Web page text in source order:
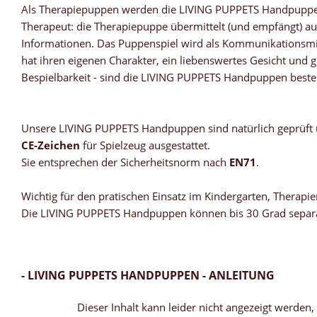
Als Therapiepuppen werden die LIVING PUPPETS
Therapeut: die Therapiepuppe übermittelt (und empfängt)
Informationen. Das Puppenspiel wird als
hat ihren eigenen Charakter, ein liebenswertes Gesicht
Bespielbarkeit - sind die LIVING PUPPETS Handpuppen
Unsere LIVING PUPPETS Handpuppen sind natürlich
CE-Zeichen für Spielzeug ausgestattet.
Sie entsprechen der Sicherheitsnorm nach EN71.
Wichtig für den pratischen Einsatz im Kindergarten,
Die LIVING PUPPETS Handpuppen können bis 30 Grad
- LIVING PUPPETS HANDPUPPEN - ANLEITUNG
Dieser Inhalt kann leider nicht angezeigt